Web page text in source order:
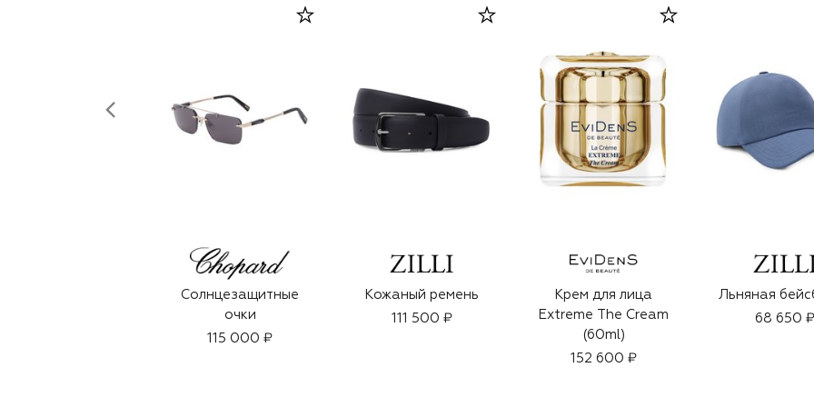
Солнцезащитные
очки
115 000 ₽
Кожаный ремень
111 500 ₽
Крем для лица
Extreme The Cream
(60ml)
152 600 ₽
Льняная
68 650 ₽